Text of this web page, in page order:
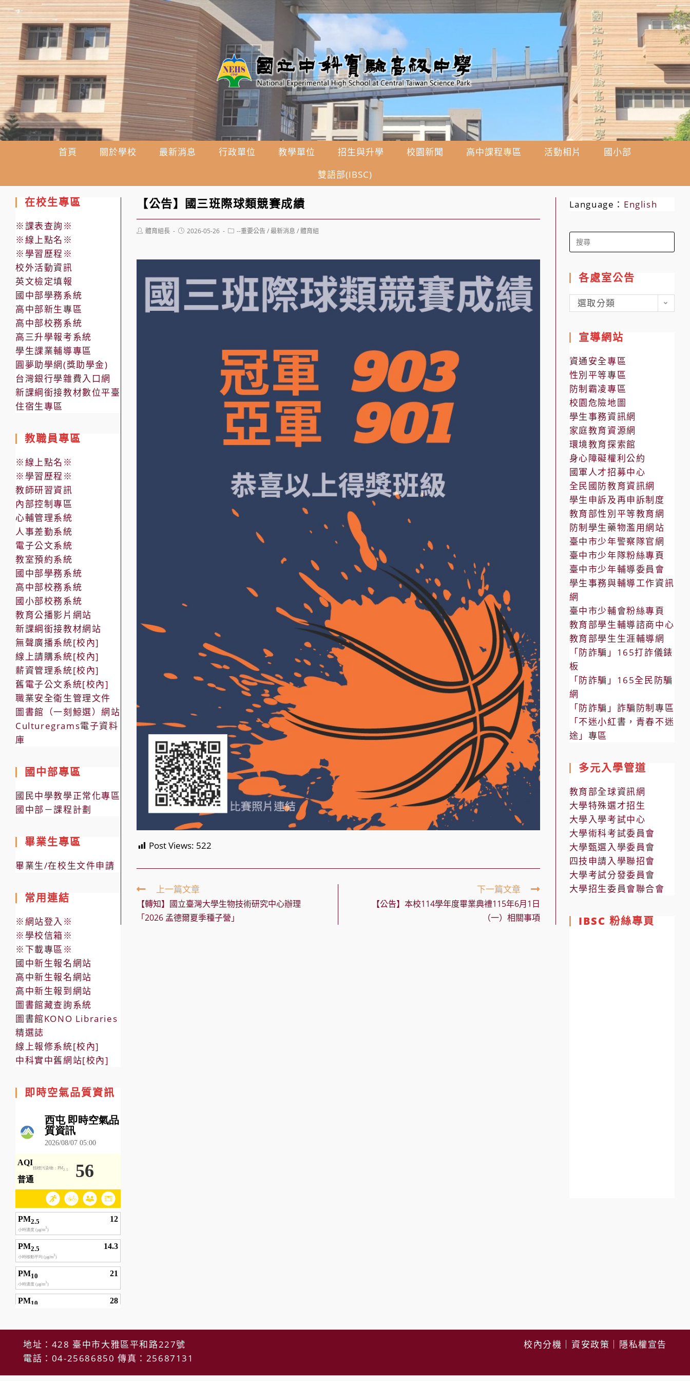
跳
轉
至
主
要
內
容
首頁 關於學校 最新消息 行政單位 教學單位 招生與升學 校園新聞 高中課程專區 活動相片
國小部
雙語部(IBSC)
【公告】國三班際球類競賽成績
Post體育組長
Post2026-05-26
Post--重要公告 / 最新消息 / 體育組
Post Views: 522
Read
more
articles
上一篇文章
【轉知】國立臺灣大學生物技術研究中心辦理
「2026 孟德爾夏季種子營」
下一篇文章
【公告】本校114學年度畢業典禮115年6月1日
（一）相關事項
在校生專區
※課表查詢※
※線上點名※
※學習歷程※
校外活動資訊
英文檢定填報
國中部學務系統
高中部新生專區
高中部校務系統
高三升學報考系統
學生課業輔導專區
圓夢助學網(獎助學金)
台灣銀行學雜費入口網
新課綱銜接教材數位平臺
住宿生專區
教職員專區
※線上點名※
※學習歷程※
教師研習資訊
內部控制專區
心輔管理系統
人事差勤系統
電子公文系統
教室預約系統
國中部學務系統
高中部校務系統
國小部校務系統
教育公播影片網站
新課綱銜接教材網站
無聲廣播系統[校內]
線上請購系統[校內]
薪資管理系統[校內]
舊電子公文系統[校內]
職業安全衛生管理文件
圖書館（一刻鯨選）網站
Culturegrams電子資料
庫
國中部專區
國民中學教學正常化專區
國中部－課程計劃
畢業生專區
畢業生/在校生文件申請
常用連結
※網站登入※
※學校信箱※
※下載專區※
國中新生報名網站
高中新生報名網站
高中新生報到網站
圖書館藏查詢系統
圖書館KONO Libraries
精選誌
線上報修系統[校內]
中科實中舊網站[校內]
即時空氣品質資訊
Language： English
Search
for:
各處室公告
各
處
公
告
選取分類
宣導網站
資通安全專區
性別平等專區
防制霸凌專區
校園危險地圖
學生事務資訊網
家庭教育資源網
環境教育探索館
身心障礙權利公約
國軍人才招募中心
全民國防教育資訊網
學生申訴及再申訴制度
教育部性別平等教育網
防制學生藥物濫用網站
臺中市少年警察隊官網
臺中市少年隊粉絲專頁
臺中市少年輔導委員會
學生事務與輔導工作資訊
網
臺中市少輔會粉絲專頁
教育部學生輔導諮商中心
教育部學生生涯輔導網
「防詐騙」165打詐儀錶
板
「防詐騙」165全民防騙
網
「防詐騙」詐騙防制專區
「不迷小紅書，青春不迷
途」專區
多元入學管道
教育部全球資訊網
大學特殊選才招生
大學入學考試中心
大學術科考試委員會
大學甄選入學委員會
四技申請入學聯招會
大學考試分發委員會
大學招生委員會聯合會
IBSC 粉絲專頁
地址：428 臺中市大雅區平和路227號
電話：04-25686850 傳真：25687131
校內分機 資安政策 隱私權宣告